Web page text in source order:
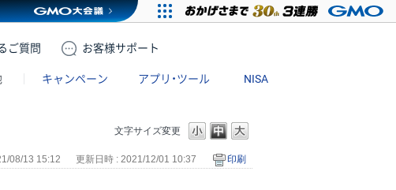
ご質問 お客様サポート
キャンペーン アプリ・ツール NISA
文字サイズ変更
08/13 15:12 更新日時 : 2021/12/01 10:37 印刷